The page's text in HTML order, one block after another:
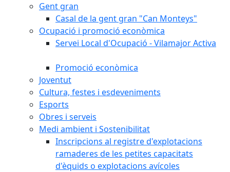
Gent gran
Casal de la gent gran "Can Monteys"
Ocupació i promoció econòmica
Servei Local d'Ocupació - Vilamajor Activa
Promoció econòmica
Joventut
Cultura, festes i esdeveniments
Esports
Obres i serveis
Medi ambient i Sostenibilitat
Inscripcions al registre d'explotacions
ramaderes de les petites capacitats
d'èquids o explotacions avícoles